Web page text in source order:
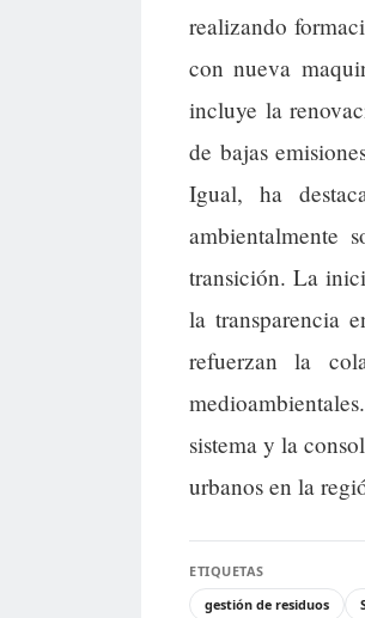
realizando
con nueva
incluye la
de bajas
Igual, ha
ambientalmente
transición. La
la transparencia
refuerzan la
sistema y la
urbanos en la
ETIQUETAS
gestión de residuos